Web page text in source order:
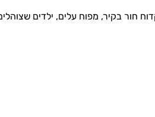
חור בקיר, מפוח עלים, ילדים